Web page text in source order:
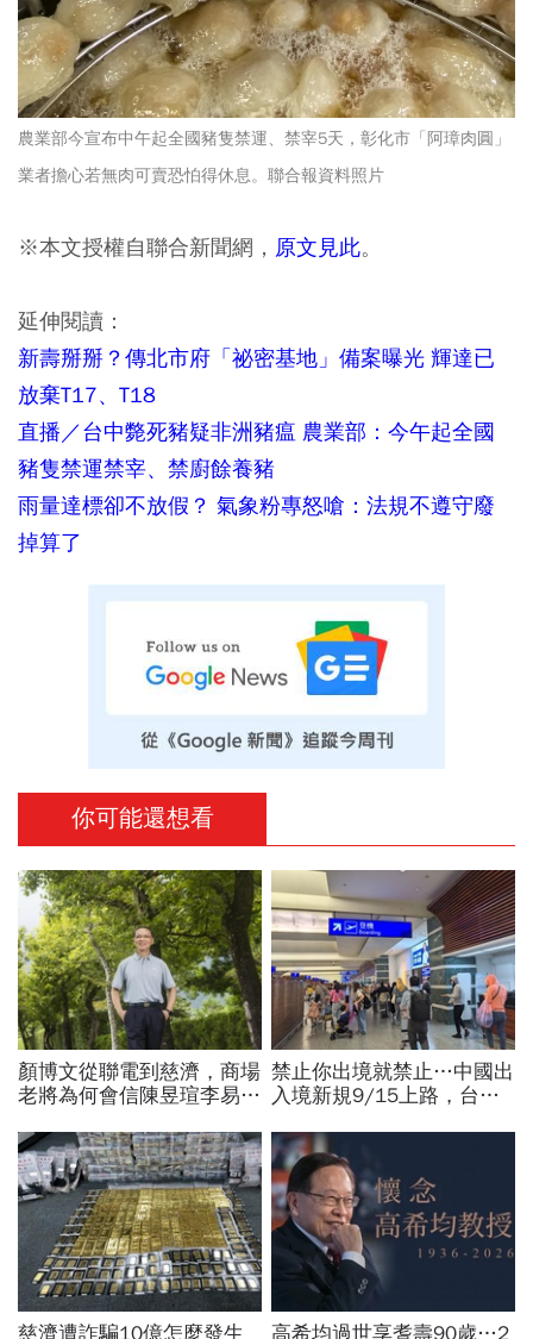
農業部今宣布中午起全國豬隻禁運、禁宰5天，彰化市「阿璋肉圓」
業者擔心若無肉可賣恐怕得休息。聯合報資料照片
※本文授權自聯合新聞網， 原文見此。
延伸閱讀：
新壽掰掰？傳北市府「祕密基地」備案曝光 輝達已
放棄T17、T18
直播／台中斃死豬疑非洲豬瘟 農業部：今午起全國
豬隻禁運禁宰、禁廚餘養豬
雨量達標卻不放假？ 氣象粉專怒嗆：法規不遵守廢
掉算了
你可能還想看
顏博文從聯電到慈濟，商場
老將為何會信陳昱瑄李易
聲：將捍衛信眾捐款、蔡英
文也說話
禁止你出境就禁止…中國出
入境新規9/15上路，台灣
職業特別注意：前例在這
慈濟遭詐騙10億怎麼發生 高希均過世享耆壽90歲…2